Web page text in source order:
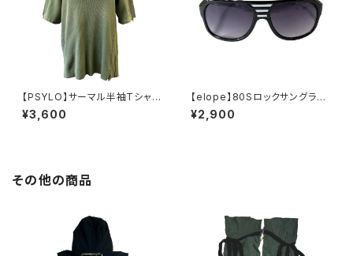
【PSYLO】サーマル半袖Tシャツ
＊Sham Tee S/S
¥3,600
【elope】80Sロックサングラス
（JACKSON/BK）
¥2,900
その他の商品